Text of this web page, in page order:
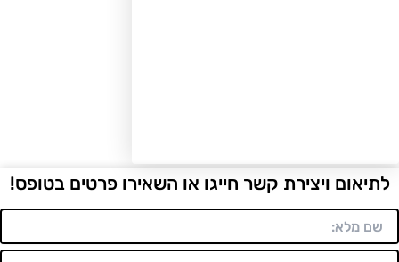
ויצירת קשר חייגו או השאירו פרטים בטופס!